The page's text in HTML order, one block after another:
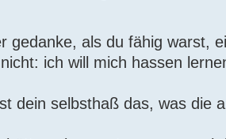
gedanke, als du fähig warst,
ich will mich hassen
dein selbsthaß das, was die